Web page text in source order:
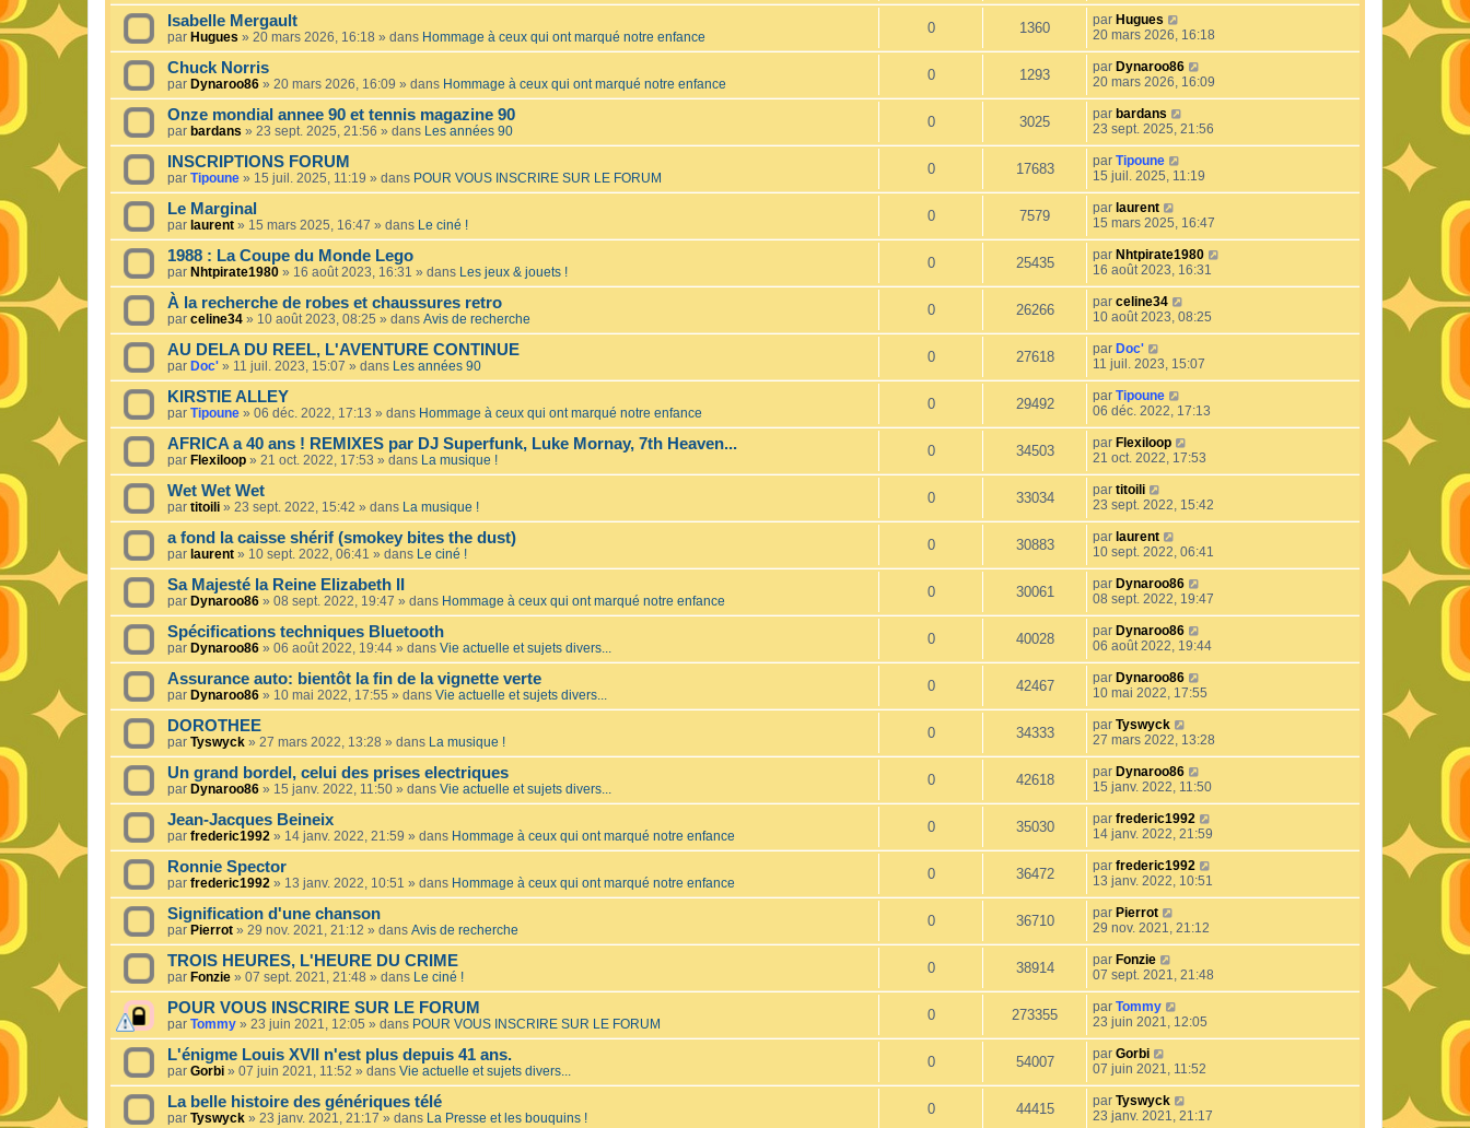
Isabelle Mergault
par Hugues » 20 mars 2026, 16:18 » dans Hommage à ceux qui ont marqué notre enfance
0 1360 par Hugues
20 mars 2026, 16:18
Chuck Norris
par Dynaroo86 » 20 mars 2026, 16:09 » dans Hommage à ceux qui ont marqué notre enfance
0 1293 par Dynaroo86
20 mars 2026, 16:09
Onze mondial annee 90 et tennis magazine 90
par bardans » 23 sept. 2025, 21:56 » dans Les années 90
0 3025 par bardans
23 sept. 2025, 21:56
INSCRIPTIONS FORUM
par Tipoune » 15 juil. 2025, 11:19 » dans POUR VOUS INSCRIRE SUR LE FORUM
0 17683 par Tipoune
15 juil. 2025, 11:19
Le Marginal
par laurent » 15 mars 2025, 16:47 » dans Le ciné !
0 7579 par laurent
15 mars 2025, 16:47
1988 : La Coupe du Monde Lego
par Nhtpirate1980 » 16 août 2023, 16:31 » dans Les jeux & jouets !
0 25435 par Nhtpirate1980
16 août 2023, 16:31
À la recherche de robes et chaussures retro
par celine34 » 10 août 2023, 08:25 » dans Avis de recherche
0 26266 par celine34
10 août 2023, 08:25
AU DELA DU REEL, L'AVENTURE CONTINUE
par Doc' » 11 juil. 2023, 15:07 » dans Les années 90
0 27618 par Doc'
11 juil. 2023, 15:07
KIRSTIE ALLEY
par Tipoune » 06 déc. 2022, 17:13 » dans Hommage à ceux qui ont marqué notre enfance
0 29492 par Tipoune
06 déc. 2022, 17:13
AFRICA a 40 ans ! REMIXES par DJ Superfunk, Luke Mornay, 7th Heaven...
par Flexiloop » 21 oct. 2022, 17:53 » dans La musique !
0 34503 par Flexiloop
21 oct. 2022, 17:53
Wet Wet Wet
par titoili » 23 sept. 2022, 15:42 » dans La musique !
0 33034 par titoili
23 sept. 2022, 15:42
a fond la caisse shérif (smokey bites the dust)
par laurent » 10 sept. 2022, 06:41 » dans Le ciné !
0 30883 par laurent
10 sept. 2022, 06:41
Sa Majesté la Reine Elizabeth II
par Dynaroo86 » 08 sept. 2022, 19:47 » dans Hommage à ceux qui ont marqué notre enfance
0 30061 par Dynaroo86
08 sept. 2022, 19:47
Spécifications techniques Bluetooth
par Dynaroo86 » 06 août 2022, 19:44 » dans Vie actuelle et sujets divers...
0 40028 par Dynaroo86
06 août 2022, 19:44
Assurance auto: bientôt la fin de la vignette verte
par Dynaroo86 » 10 mai 2022, 17:55 » dans Vie actuelle et sujets divers...
0 42467 par Dynaroo86
10 mai 2022, 17:55
DOROTHEE
par Tyswyck » 27 mars 2022, 13:28 » dans La musique !
0 34333 par Tyswyck
27 mars 2022, 13:28
Un grand bordel, celui des prises electriques
par Dynaroo86 » 15 janv. 2022, 11:50 » dans Vie actuelle et sujets divers...
0 42618 par Dynaroo86
15 janv. 2022, 11:50
Jean-Jacques Beineix
par frederic1992 » 14 janv. 2022, 21:59 » dans Hommage à ceux qui ont marqué notre enfance
0 35030 par frederic1992
14 janv. 2022, 21:59
Ronnie Spector
par frederic1992 » 13 janv. 2022, 10:51 » dans Hommage à ceux qui ont marqué notre enfance
0 36472 par frederic1992
13 janv. 2022, 10:51
Signification d'une chanson
par Pierrot » 29 nov. 2021, 21:12 » dans Avis de recherche
0 36710 par Pierrot
29 nov. 2021, 21:12
TROIS HEURES, L'HEURE DU CRIME
par Fonzie » 07 sept. 2021, 21:48 » dans Le ciné !
0 38914 par Fonzie
07 sept. 2021, 21:48
POUR VOUS INSCRIRE SUR LE FORUM
par Tommy » 23 juin 2021, 12:05 » dans POUR VOUS INSCRIRE SUR LE FORUM
0 273355 par Tommy
23 juin 2021, 12:05
L'énigme Louis XVII n'est plus depuis 41 ans.
par Gorbi » 07 juin 2021, 11:52 » dans Vie actuelle et sujets divers...
0 54007 par Gorbi
07 juin 2021, 11:52
La belle histoire des génériques télé
par Tyswyck » 23 janv. 2021, 21:17 » dans La Presse et les bouquins !
0 44415 par Tyswyck
23 janv. 2021, 21:17